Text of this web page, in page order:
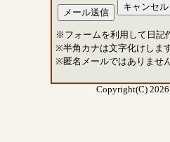
※フォームを利用して日記
※半角カナは文字化けしま
※匿名メールではありませ
Copyright(C)